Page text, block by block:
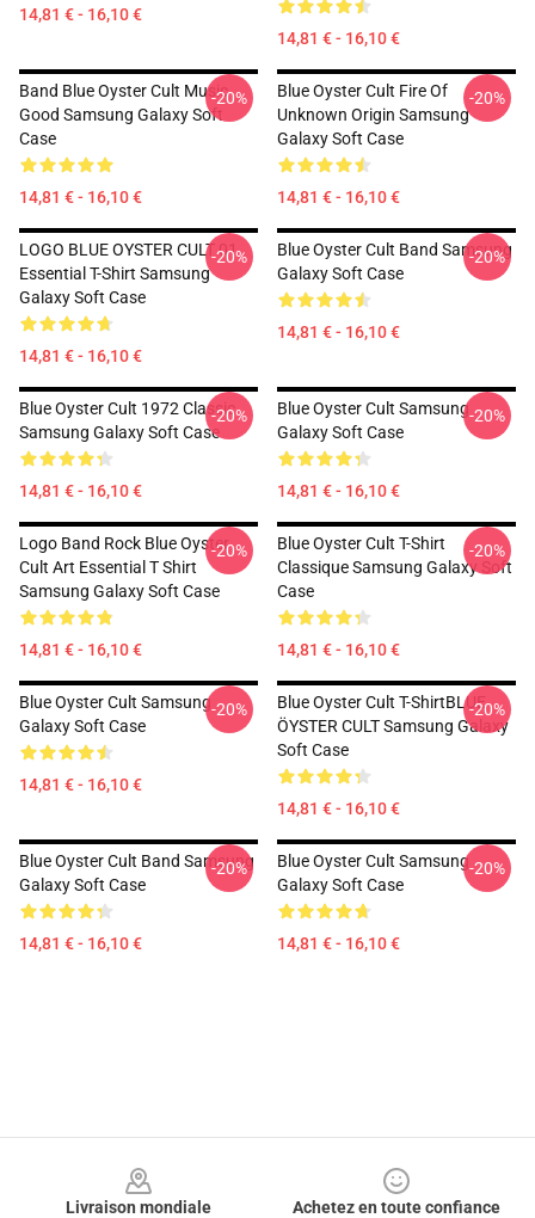
14,81 € - 16,10 €
14,81 € - 16,10 €
Band Blue Oyster Cult Music
Good Samsung Galaxy Soft
Case
14,81 € - 16,10 €
-20%
Blue Oyster Cult Fire Of
Unknown Origin Samsung
Galaxy Soft Case
14,81 € - 16,10 €
-20%
LOGO BLUE OYSTER CULT 01
Essential T-Shirt Samsung
Galaxy Soft Case
14,81 € - 16,10 €
-20%
Blue Oyster Cult Band Samsung
Galaxy Soft Case
14,81 € - 16,10 €
-20%
Blue Oyster Cult 1972 Classic
Samsung Galaxy Soft Case
14,81 € - 16,10 €
-20%
Blue Oyster Cult Samsung
Galaxy Soft Case
14,81 € - 16,10 €
-20%
Logo Band Rock Blue Oyster
Cult Art Essential T Shirt
Samsung Galaxy Soft Case
14,81 € - 16,10 €
-20%
Blue Oyster Cult T-Shirt
Classique Samsung Galaxy Soft
Case
14,81 € - 16,10 €
-20%
Blue Oyster Cult Samsung
Galaxy Soft Case
14,81 € - 16,10 €
-20%
Blue Oyster Cult T-ShirtBLUE
ÖYSTER CULT Samsung Galaxy
Soft Case
14,81 € - 16,10 €
-20%
Blue Oyster Cult Band Samsung
Galaxy Soft Case
14,81 € - 16,10 €
-20%
Blue Oyster Cult Samsung
Galaxy Soft Case
14,81 € - 16,10 €
-20%
Livraison mondiale
Achetez en toute confiance